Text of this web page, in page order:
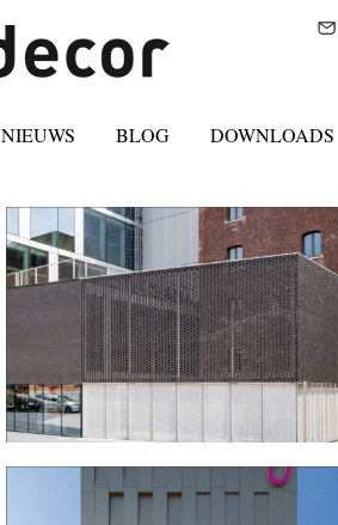
NIEUWS BLOG DOWNLOADS
ERASMUS HOGESCHOOL IN BRUSSEL